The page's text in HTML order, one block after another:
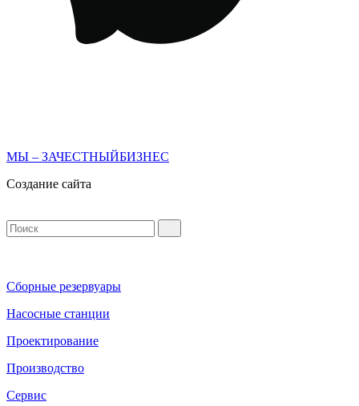
МЫ – ЗАЧЕСТНЫЙБИЗНЕС
Создание сайта
Сборные резервуары
Насосные станции
Проектирование
Производство
Сервис